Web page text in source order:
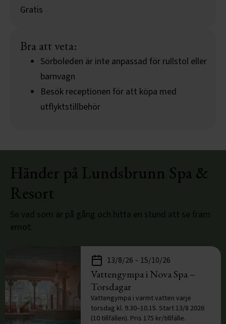
Gratis
Bra att veta:
Sörboleden är inte anpassad för rullstol eller
barnvagn
Besök receptionen för att köpa med
utflyktstillbehör
Händer på Lundsbrunn Spa &
Resort
Se vad som är på gång och hitta en stund att se fram
emot.
13/8/26 - 15/10/26
Vattengympa i Nova Spa –
Torsdagar
Vattengympa i varmt vatten varje
torsdag kl. 9.30–10.15. Start 13/8 2026
(10 tillfällen). Pris 175 kr/tillfälle.